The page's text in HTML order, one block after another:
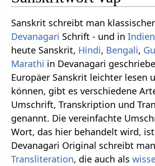
Sanskrit schreibt man
Devanagari Schrift - und inIndien
heute Sanskrit, Hindi, Bengali,
Marathi in Devanagari
Europäer Sanskrit leichter lesen
können, gibt es verschiedene
Umschrift, Transkription und
genannt. Die vereinfachte
Wort, das hier behandelt wird,
Devanagari Original schreibt
Transliteration, die auch als